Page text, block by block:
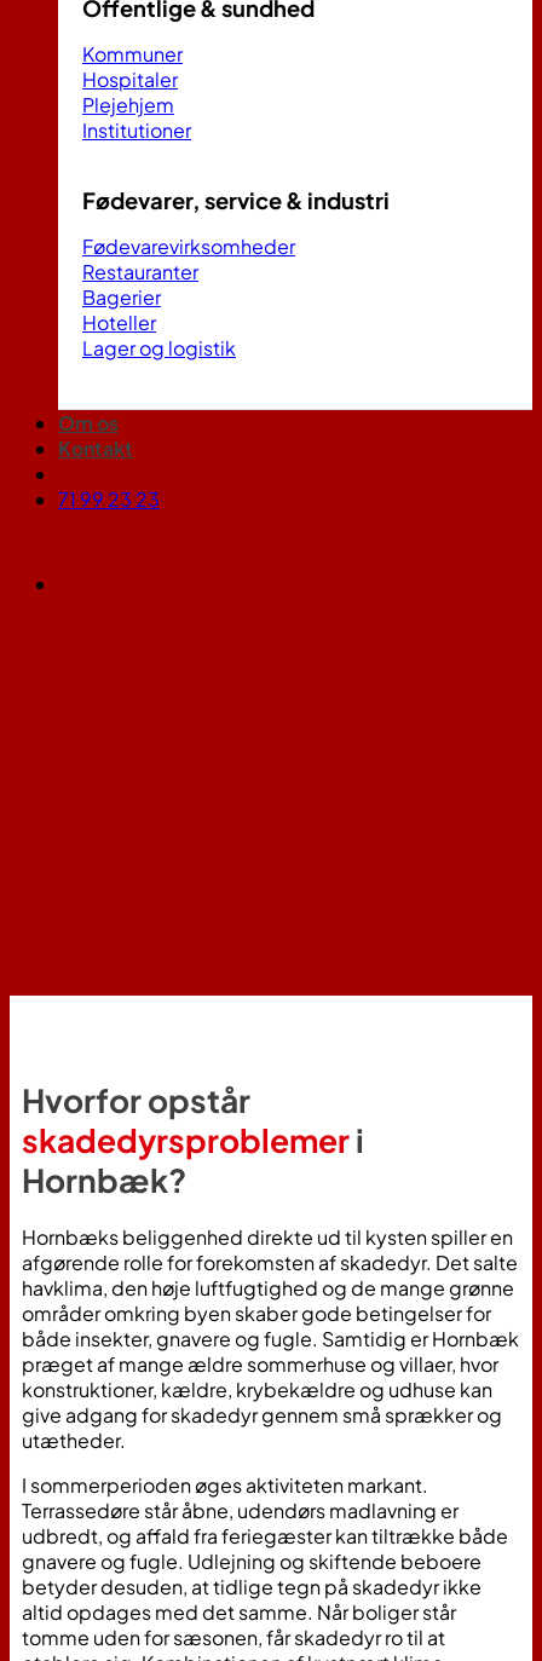
Offentlige & sundhed
Kommuner
Hospitaler
Plejehjem
Institutioner
Fødevarer, service & industri
Fødevarevirksomheder
Restauranter
Bagerier
Hoteller
Lager og logistik
Om os
Kontakt
71 99 23 23
Hvorfor opstår
skadedyrsproblemeri
Hornbæk?
Hornbæks beliggenhed direkte ud til kysten spiller en
afgørende rolle for forekomsten af skadedyr. Det salte
havklima, den høje luftfugtighed og de mange grønne
områder omkring byen skaber gode betingelser for
både insekter, gnavere og fugle. Samtidig er Hornbæk
præget af mange ældre sommerhuse og villaer, hvor
konstruktioner, kældre, krybekældre og udhuse kan
give adgang for skadedyr gennem små sprækker og
utætheder.
I sommerperioden øges aktiviteten markant.
Terrassedøre står åbne, udendørs madlavning er
udbredt, og affald fra feriegæster kan tiltrække både
gnavere og fugle. Udlejning og skiftende beboere
betyder desuden, at tidlige tegn på skadedyr ikke
altid opdages med det samme. Når boliger står
tomme uden for sæsonen, får skadedyr ro til at